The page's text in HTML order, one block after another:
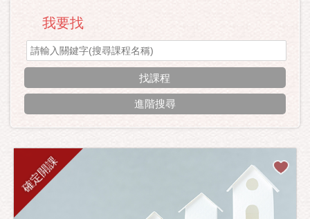
我要找
進階搜尋
確定開課